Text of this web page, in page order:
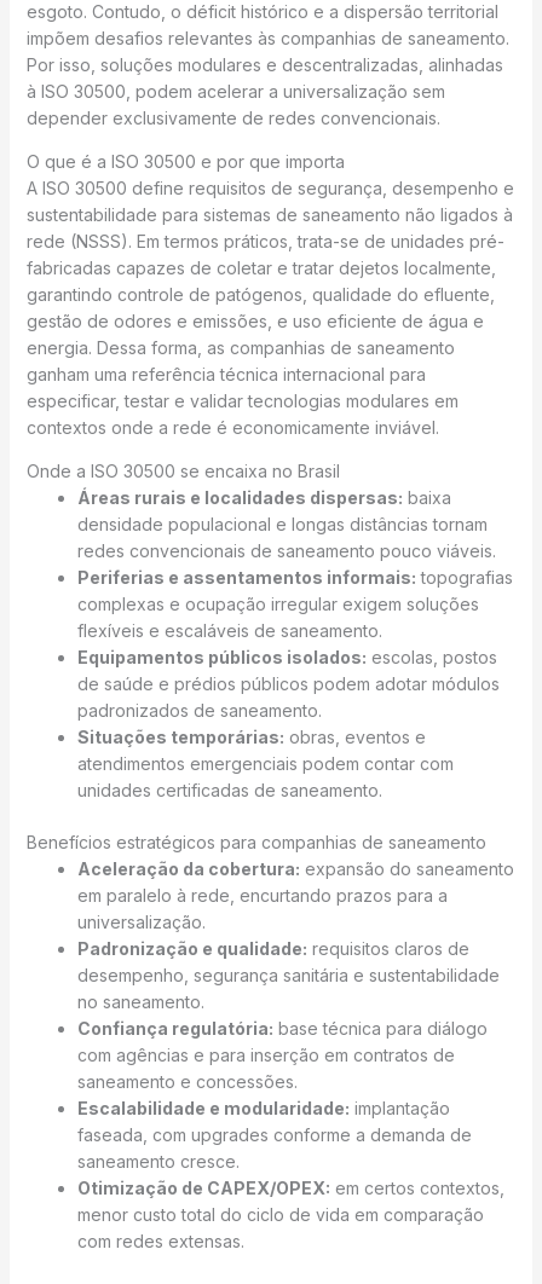
esgoto. Contudo, o déficit histórico e a dispersão territorial
impõem desafios relevantes às companhias de saneamento.
Por isso, soluções modulares e descentralizadas, alinhadas
à ISO 30500, podem acelerar a universalização sem
depender exclusivamente de redes convencionais.
O que é a ISO 30500 e por que importa
A ISO 30500 define requisitos de segurança, desempenho e
sustentabilidade para sistemas de saneamento não ligados à
rede (NSSS). Em termos práticos, trata-se de unidades pré-
fabricadas capazes de coletar e tratar dejetos localmente,
garantindo controle de patógenos, qualidade do efluente,
gestão de odores e emissões, e uso eficiente de água e
energia. Dessa forma, as companhias de saneamento
ganham uma referência técnica internacional para
especificar, testar e validar tecnologias modulares em
contextos onde a rede é economicamente inviável.
Onde a ISO 30500 se encaixa no Brasil
Áreas rurais e localidades dispersas: baixa
densidade populacional e longas distâncias tornam
redes convencionais de saneamento pouco viáveis.
Periferias e assentamentos informais: topografias
complexas e ocupação irregular exigem soluções
flexíveis e escaláveis de saneamento.
Equipamentos públicos isolados: escolas, postos
de saúde e prédios públicos podem adotar módulos
padronizados de saneamento.
Situações temporárias: obras, eventos e
atendimentos emergenciais podem contar com
unidades certificadas de saneamento.
Benefícios estratégicos para companhias de saneamento
Aceleração da cobertura: expansão do saneamento
em paralelo à rede, encurtando prazos para a
universalização.
Padronização e qualidade: requisitos claros de
desempenho, segurança sanitária e sustentabilidade
no saneamento.
Confiança regulatória: base técnica para diálogo
com agências e para inserção em contratos de
saneamento e concessões.
Escalabilidade e modularidade: implantação
faseada, com upgrades conforme a demanda de
saneamento cresce.
Otimização de CAPEX/OPEX: em certos contextos,
menor custo total do ciclo de vida em comparação
com redes extensas.